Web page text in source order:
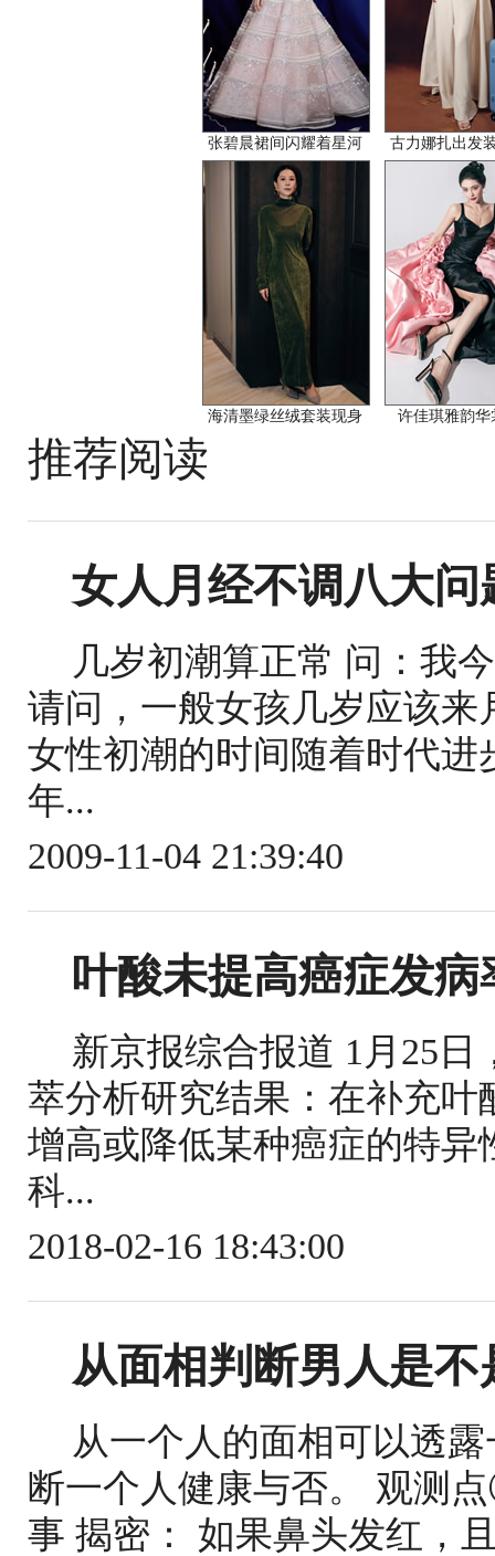
张碧晨裙间闪耀着星河 古力娜扎出发
海清墨绿丝绒套装现身 许佳琪雅韵华
推荐阅读
女人月经不调八大问
几岁初潮算正常 问：我
请问，一般女孩几岁应该
女性初潮的时间随着时代进
年...
2009-11-04 21:39:40
叶酸未提高癌症发
新京报综合报道 1月25
萃分析研究结果：在补充
增高或降低某种癌症的特
科...
2018-02-16 18:43:00
从面相判断男人是不
从一个人的面相可以透
断一个人健康与否。 观测
事 揭密： 如果鼻头发红，